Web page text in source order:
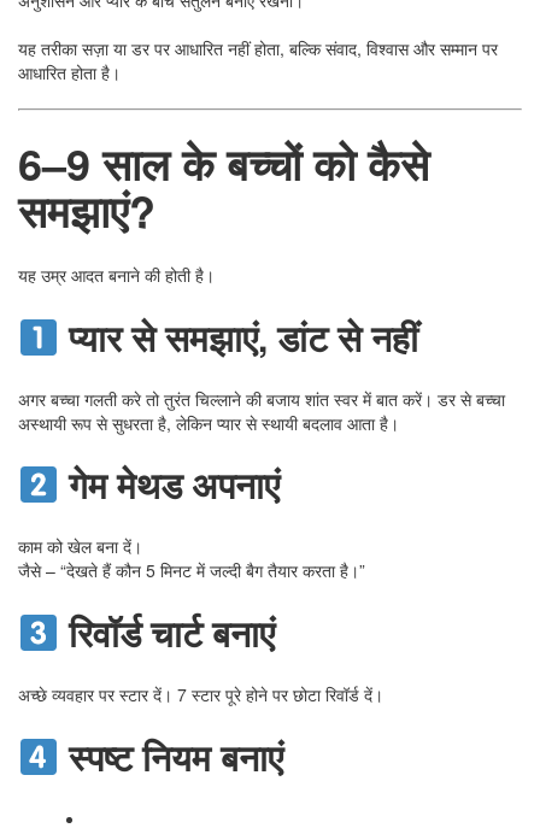
यह तरीका सज़ा या डर पर आधारित नहीं होता, बल्कि संवाद, विश्वास और सम्मान पर
आधारित होता है।
6–9 साल के बच्चों को कैसे
समझाएं?
यह उम्र आदत बनाने की होती है।
प्यार से समझाएं, डांट से नहीं
अगर बच्चा गलती करे तो तुरंत चिल्लाने की बजाय शांत स्वर में बात करें। डर से बच्चा
अस्थायी रूप से सुधरता है, लेकिन प्यार से स्थायी बदलाव आता है।
गेम मेथड अपनाएं
काम को खेल बना दें।
जैसे – “देखते हैं कौन 5 मिनट में जल्दी बैग तैयार करता है।”
रिवॉर्ड चार्ट बनाएं
अच्छे व्यवहार पर स्टार दें। 7 स्टार पूरे होने पर छोटा रिवॉर्ड दें।
स्पष्ट नियम बनाएं